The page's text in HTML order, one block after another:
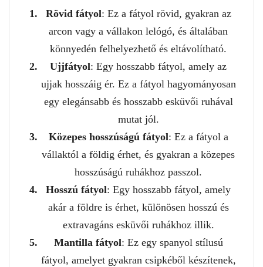
Rövid fátyol: Ez a fátyol rövid, gyakran az
arcon vagy a vállakon lelógó, és általában
könnyedén felhelyezhető és eltávolítható.
Ujjfátyol: Egy hosszabb fátyol, amely az
ujjak hosszáig ér. Ez a fátyol hagyományosan
egy elegánsabb és hosszabb esküvői ruhával
mutat jól.
Közepes hosszúságú fátyol: Ez a fátyol a
vállaktól a földig érhet, és gyakran a közepes
hosszúságú ruhákhoz passzol.
Hosszú fátyol: Egy hosszabb fátyol, amely
akár a földre is érhet, különösen hosszú és
extravagáns esküvői ruhákhoz illik.
Mantilla fátyol: Ez egy spanyol stílusú
fátyol, amelyet gyakran csipkéből készítenek,